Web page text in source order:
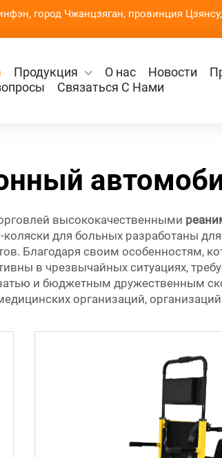
город Чжанцзяган, провинция
Продукция О нас Новости
Связаться С Нами
высококачественными
для больных разработаны
Благодаря своим особенностям,
в чрезвычайных ситуациях,
и бюджетным дружественным
организаций,